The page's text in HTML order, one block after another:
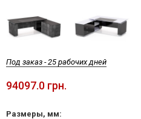
Под заказ - 25 рабочих дней
94097.0 грн.
Размеры, мм: